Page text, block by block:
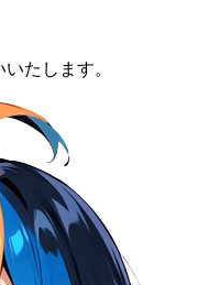
たします。